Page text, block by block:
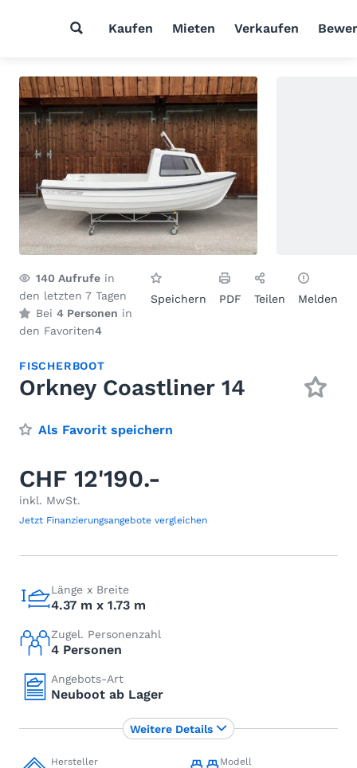
Kaufen Mieten Verkaufen
140 Aufrufe in
den letzten 7 Tagen
Bei 4 Personen in
den Favoriten4
Speichern PDF Teilen Melden
FISCHERBOOT
Orkney Coastliner 14
Als Favorit speichern
CHF 12'190.-
inkl. MwSt.
Jetzt Finanzierungsangebote vergleichen
Länge x Breite
4.37 m x 1.73 m
Zugel. Personenzahl
4 Personen
Angebots-Art
Neuboot ab Lager
Hersteller Modell
Weitere Details